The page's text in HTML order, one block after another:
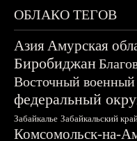
ОБЛАКО ТЕГОВ
АзияАмурская
Биробиджан
Восточный военный
федеральный
Забайкалье Забайкальский
Комсомольск-на-